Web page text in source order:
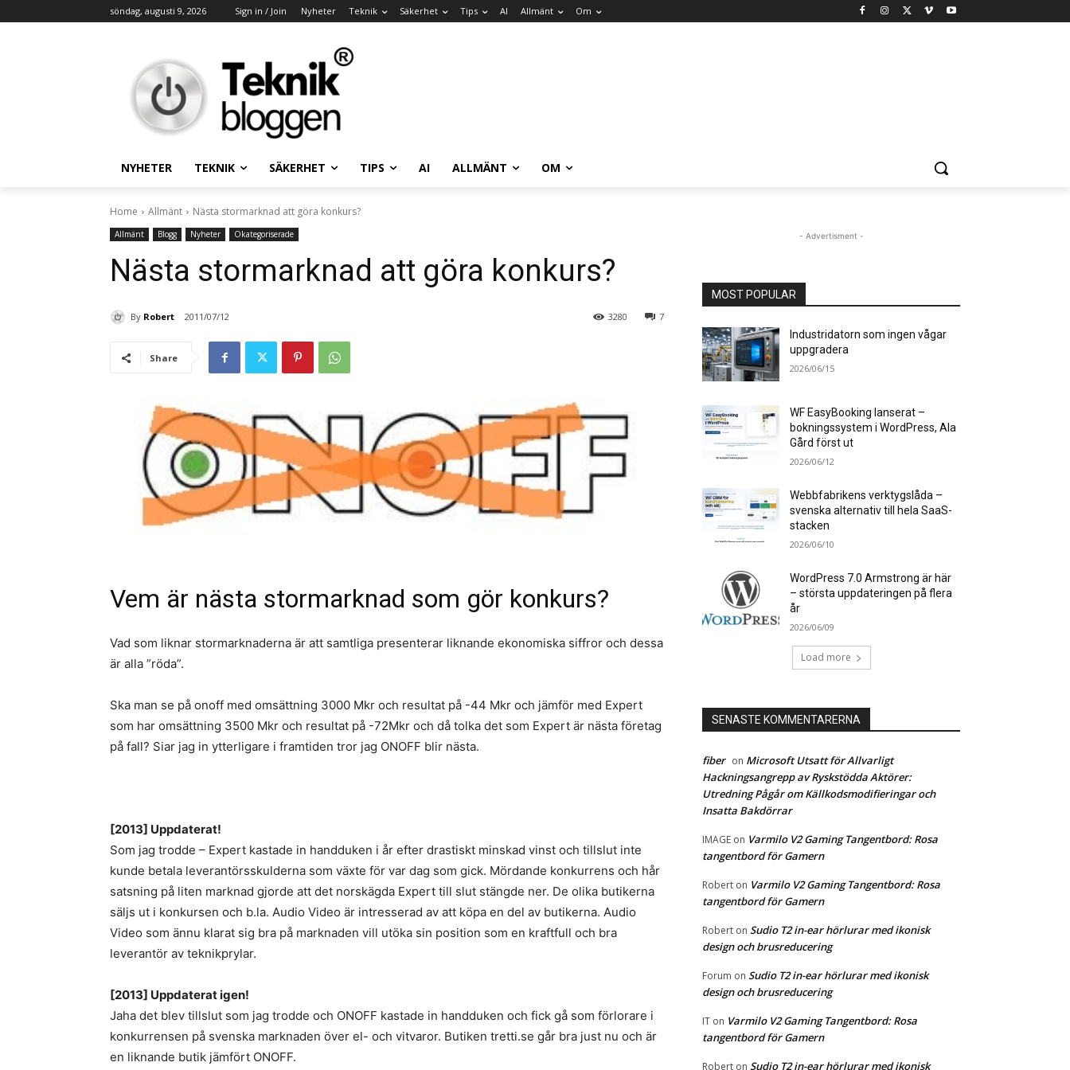
söndag, augusti 9, 2026 Sign in / Join Nyheter Teknik Säkerhet Tips AI Allmänt Om
NYHETER TEKNIK SÄKERHET TIPS AI ALLMÄNT OM
Home Allmänt Nästa stormarknad att göra konkurs?
Allmänt Blogg Nyheter Okategoriserade
Nästa stormarknad att göra konkurs?
By Robert 2011/07/12 7
3280
Share
Vem är nästa stormarknad som gör konkurs?
Vad som liknar stormarknaderna är att samtliga presenterar liknande ekonomiska siffror och dessa
är alla ”röda”.
Ska man se på onoff med omsättning 3000 Mkr och resultat på -44 Mkr och jämför med Expert
som har omsättning 3500 Mkr och resultat på -72Mkr och då tolka det som Expert är nästa företag
på fall? Siar jag in ytterligare i framtiden tror jag ONOFF blir nästa.
[2013] Uppdaterat!
Som jag trodde – Expert kastade in handduken i år efter drastiskt minskad vinst och tillslut inte
kunde betala leverantörsskulderna som växte för var dag som gick. Mördande konkurrens och hår
satsning på liten marknad gjorde att det norskägda Expert till slut stängde ner. De olika butikerna
säljs ut i konkursen och b.la. Audio Video är intresserad av att köpa en del av butikerna. Audio
Video som ännu klarat sig bra på marknaden vill utöka sin position som en kraftfull och bra
leverantör av teknikprylar.
[2013] Uppdaterat igen!
Jaha det blev tillslut som jag trodde och ONOFF kastade in handduken och fick gå som förlorare i
konkurrensen på svenska marknaden över el- och vitvaror. Butiken tretti.se går bra just nu och är
en liknande butik jämfört ONOFF.
- Advertisment -
MOST POPULAR
Industridatorn som ingen vågar
uppgradera
2026/06/15
WF EasyBooking lanserat –
bokningssystem i WordPress, Ala
Gård först ut
2026/06/12
Webbfabrikens verktygslåda –
svenska alternativ till hela SaaS-
stacken
2026/06/10
WordPress 7.0 Armstrong är här
– största uppdateringen på flera
år
2026/06/09
Load more
SENASTE KOMMENTARERNA
fiber on Microsoft Utsatt för Allvarligt
Hackningsangrepp av Ryskstödda Aktörer:
Utredning Pågår om Källkodsmodifieringar och
Insatta Bakdörrar
IMAGE on Varmilo V2 Gaming Tangentbord: Rosa
tangentbord för Gamern
Robert on Varmilo V2 Gaming Tangentbord: Rosa
tangentbord för Gamern
Robert on Sudio T2 in-ear hörlurar med ikonisk
design och brusreducering
Forum on Sudio T2 in-ear hörlurar med ikonisk
design och brusreducering
IT on Varmilo V2 Gaming Tangentbord: Rosa
tangentbord för Gamern
Robert on Sudio T2 in-ear hörlurar med ikonisk